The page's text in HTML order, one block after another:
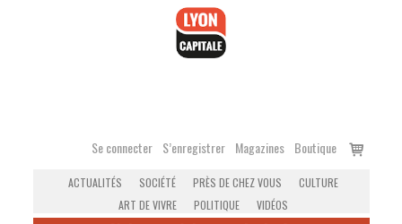
Se connecter S’enregistrer Magazines Boutique
Voir
ACTUALITÉS SOCIÉTÉ PRÈS DE CHEZ VOUS
CULTURE
ART DE VIVRE
POLITIQUE VIDÉOS